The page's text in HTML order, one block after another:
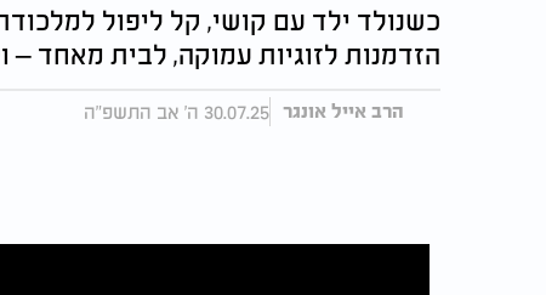
כשנולד ילד עם קושי, קל ליפול
הזדמנות לזוגיות עמוקה, לבית מאחד
הרב אייל אונגר 30.07.25 ה' אב התשפ"ה